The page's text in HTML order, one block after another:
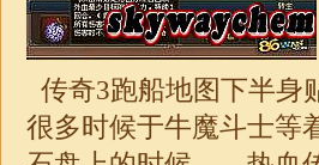
传奇3跑船地图下半身
很多时候于牛魔斗士等